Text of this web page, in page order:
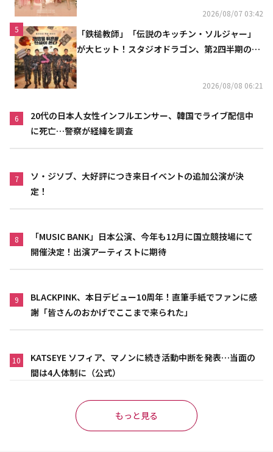
2026/08/07 03:42
5
「鉄槌教師」「伝説のキッチン・ソルジャー」
が大ヒット！スタジオドラゴン、第2四半期の売
2026/08/08 06:21
6
20代の日本人女性インフルエンサー、韓国でライブ配信中
に死亡…警察が経緯を調査
7
ソ・ジソブ、大好評につき来日イベントの追加公演が決
定！
8
「MUSIC BANK」日本公演、今年も12月に国立競技場にて
開催決定！出演アーティストに期待
9
BLACKPINK、本日デビュー10周年！直筆手紙でファンに感
謝「皆さんのおかげでここまで来られた」
10
KATSEYE ソフィア、マノンに続き活動中断を発表…当面の
間は4人体制に（公式）
もっと見る